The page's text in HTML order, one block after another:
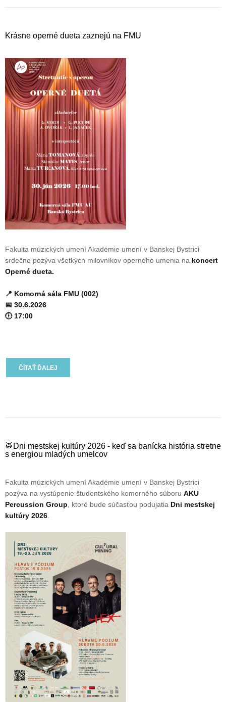
Krásne operné dueta zaznejú na FMU
Fakulta múzických umení Akadémie umení v Banskej Bystrici
srdečne pozýva všetkých milovníkov operného umenia na koncert
Operné dueta.
📍 Komorná sála FMU (002)
📅 30.6.2026
🕕17:00
ČÍTAŤ ĎALEJ
🥁Dni mestskej kultúry 2026 - keď sa banícka história stretne
s energiou mladých umelcov
Fakulta múzických umení Akadémie umení v Banskej Bystrici
pozýva na vystúpenie študentského komorného súboru AKU
Percussion Group, ktoré bude súčasťou podujatia Dni mestskej
kultúry 2026.